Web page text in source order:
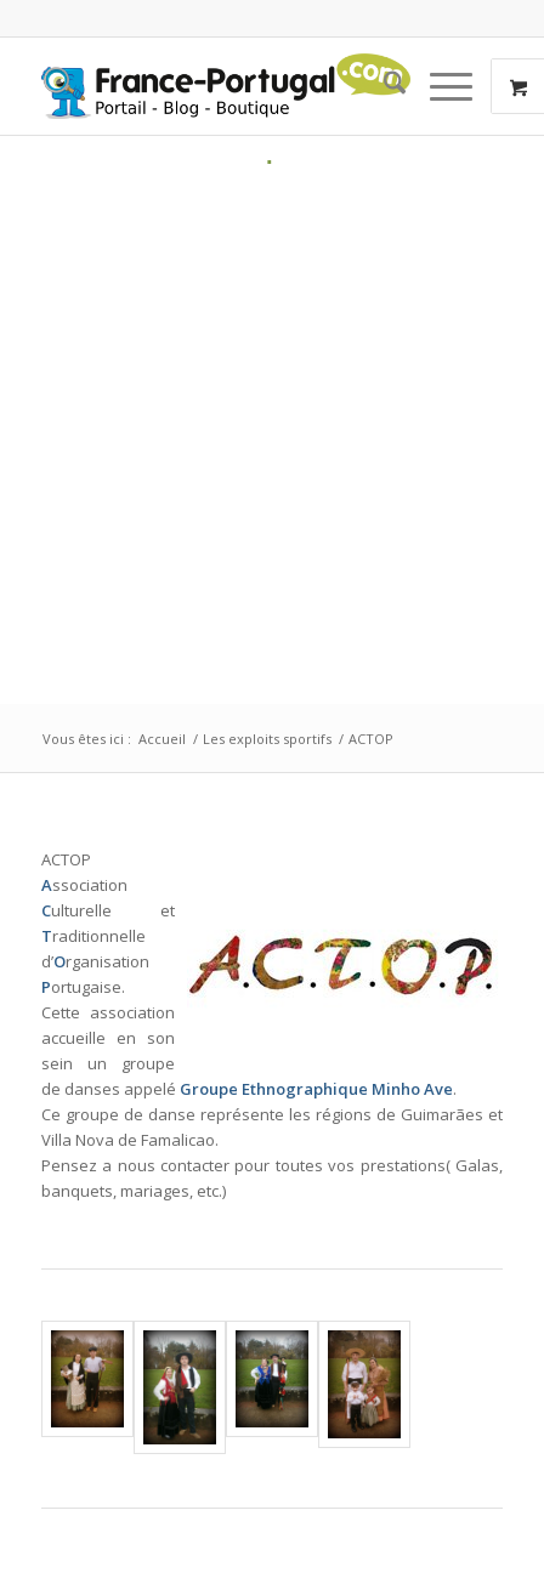
Vous êtes ici : Accueil / Les exploits sportifs / ACTOP
ACTOP
Association
Culturelle et
Traditionnelle
d’Organisation
Portugaise.
Cette association
accueille en son
sein un groupe
de danses appelé Groupe Ethnographique Minho Ave.
Ce groupe de danse représente les régions de Guimarães et
Villa Nova de Famalicao.
Pensez a nous contacter pour toutes vos prestations( Galas,
banquets, mariages, etc.)